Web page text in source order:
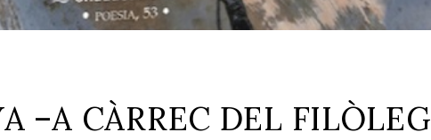
–A CÀRREC DEL FILÒLEG